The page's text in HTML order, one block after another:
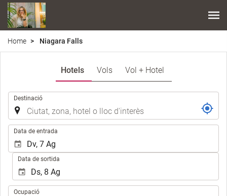
Home Niagara Falls
Hotels Vols Vol + Hotel
Destinació
Data de entrada
Data de sortida
Ocupació
Ocupació